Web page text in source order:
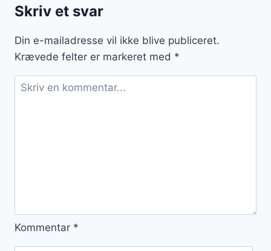
Skriv et svar
Din e-mailadresse vil ikke blive publiceret.
Krævede felter er markeret med *
Kommentar *